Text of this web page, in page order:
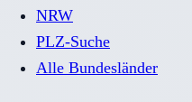
NRW
PLZ-Suche
Alle Bundesländer